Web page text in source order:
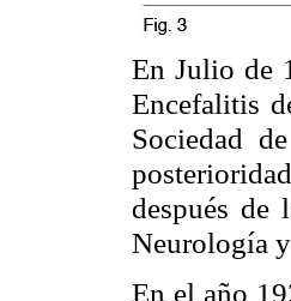
En Julio de
Encefalitis
Sociedad
después de
Neurología
En el año